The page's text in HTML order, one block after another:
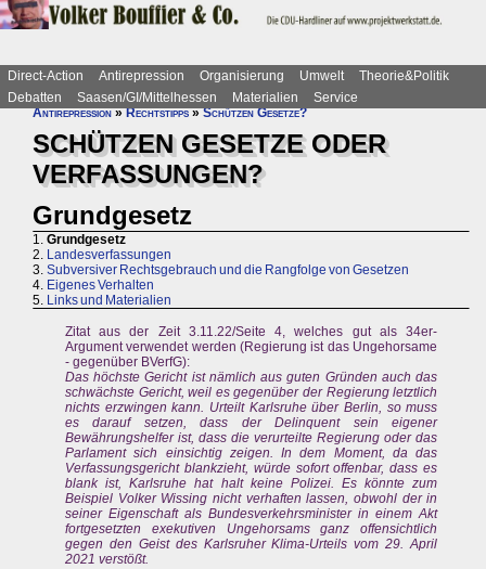
Direct-Action Antirepression Organisierung Umwelt
Theorie&Politik
Debatten
Saasen/GI/Mittelhessen Materialien
Service
Antirepression»Rechtstipps»Schützen Gesetze?
SCHÜTZEN GESETZE ODER
VERFASSUNGEN?
Grundgesetz
1. Grundgesetz
2. Landesverfassungen
3. Subversiver Rechtsgebrauch und die Rangfolge von Gesetzen
4. Eigenes Verhalten
5. Links und Materialien
Zitat aus der Zeit 3.11.22/Seite 4, welches gut als 34er-
Argument verwendet werden (Regierung ist das Ungehorsame
- gegenüber BVerfG):
Das höchste Gericht ist nämlich aus guten Gründen auch das
schwächste Gericht, weil es gegenüber der Regierung letztlich
nichts erzwingen kann. Urteilt Karlsruhe über Berlin, so muss
es darauf setzen, dass der Delinquent sein eigener
Bewährungshelfer ist, dass die verurteilte Regierung oder das
Parlament sich einsichtig zeigen. In dem Moment, da das
Verfassungsgericht blankzieht, würde sofort offenbar, dass es
blank ist, Karlsruhe hat halt keine Polizei. Es könnte zum
Beispiel Volker Wissing nicht verhaften lassen, obwohl der in
seiner Eigenschaft als Bundesverkehrsminister in einem Akt
fortgesetzten exekutiven Ungehorsams ganz offensichtlich
gegen den Geist des Karlsruher Klima-Urteils vom 29. April
2021 verstößt.